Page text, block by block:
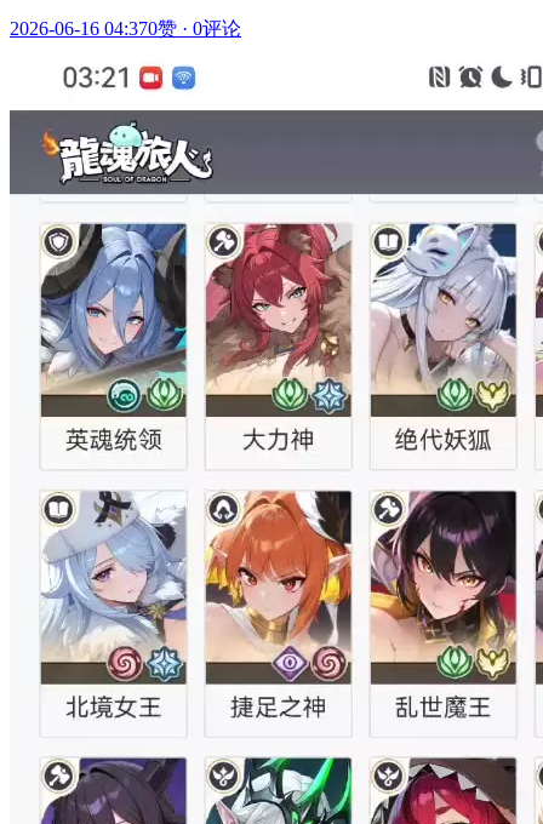
2026-06-16 04:370赞 · 0评论